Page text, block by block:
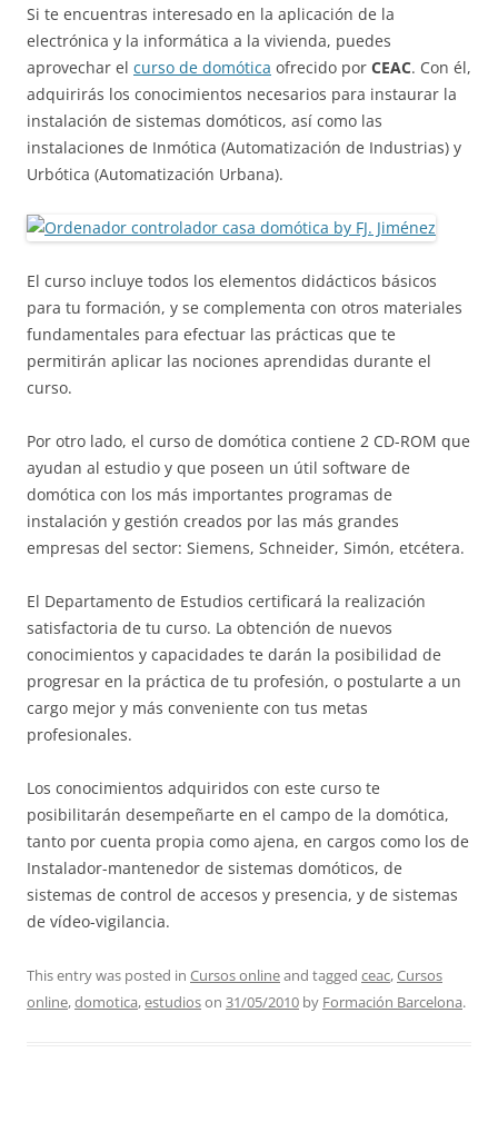
Si te encuentras interesado en la aplicación de la
electrónica y la informática a la vivienda, puedes
aprovechar el curso de domótica ofrecido por CEAC. Con él,
adquirirás los conocimientos necesarios para instaurar la
instalación de sistemas domóticos, así como las
instalaciones de Inmótica (Automatización de Industrias) y
Urbótica (Automatización Urbana).
El curso incluye todos los elementos didácticos básicos
para tu formación, y se complementa con otros materiales
fundamentales para efectuar las prácticas que te
permitirán aplicar las nociones aprendidas durante el
curso.
Por otro lado, el curso de domótica contiene 2 CD-ROM que
ayudan al estudio y que poseen un útil software de
domótica con los más importantes programas de
instalación y gestión creados por las más grandes
empresas del sector: Siemens, Schneider, Simón, etcétera.
El Departamento de Estudios certificará la realización
satisfactoria de tu curso. La obtención de nuevos
conocimientos y capacidades te darán la posibilidad de
progresar en la práctica de tu profesión, o postularte a un
cargo mejor y más conveniente con tus metas
profesionales.
Los conocimientos adquiridos con este curso te
posibilitarán desempeñarte en el campo de la domótica,
tanto por cuenta propia como ajena, en cargos como los de
Instalador-mantenedor de sistemas domóticos, de
sistemas de control de accesos y presencia, y de sistemas
de vídeo-vigilancia.
This entry was posted in Cursos onlineand tagged ceac,Cursos
online,domotica,estudioson 31/05/2010 by Formación Barcelona.